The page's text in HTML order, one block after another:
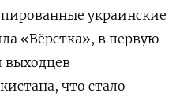
украинские
«Вёрстка», в первую
выходцев
что стало